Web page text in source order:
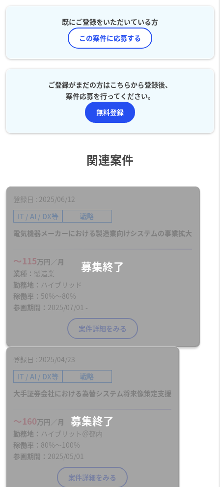
既にご登録をいただいている方
この案件に応募する
ご登録がまだの方はこちらから登録後、
案件応募を行ってください。
無料登録
関連案件
登録日 2025/06/12
IT / AI / DX等 戦略
電気機器メーカーにおける製造業向けシステムの事業拡大
〜115万円／月
業種
製造業
勤務地
ハイブリッド
稼働率
50%〜80%
参画期間
2025/07/01 -
案件詳細をみる
登録日 2025/04/23
IT / AI / DX等 戦略
大手証券会社における為替システム将来像策定支援
〜160万円／月
勤務地
ハイブリット＠都内
稼働率
80%〜100%
参画期間
2025/05/01
案件詳細をみる